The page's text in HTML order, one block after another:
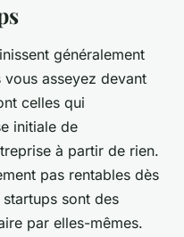
généralement
asseyez devant
celles qui
initiale de
à partir de rien.
pas rentables dès
sont des
par elles-mêmes.